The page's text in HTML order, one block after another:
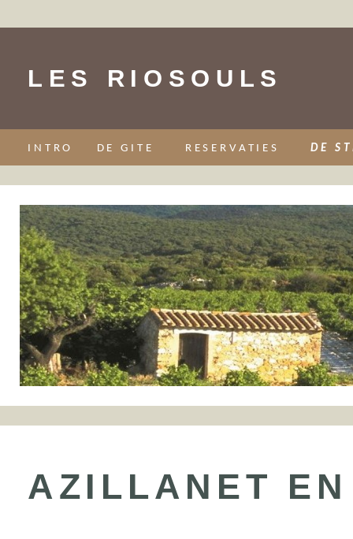
LES RIOSOULS
INTRO DE GITE RESERVATIES DE
AZILLANET